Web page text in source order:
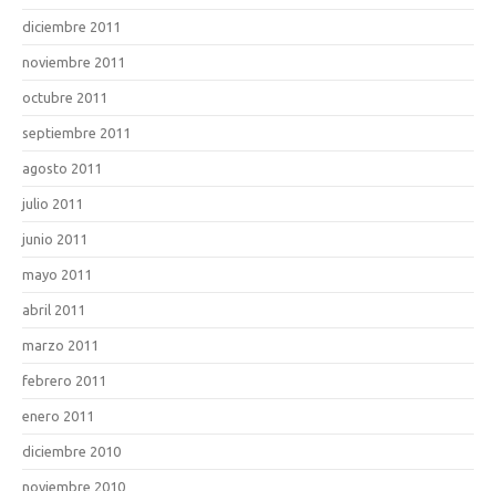
diciembre 2011
noviembre 2011
octubre 2011
septiembre 2011
agosto 2011
julio 2011
junio 2011
mayo 2011
abril 2011
marzo 2011
febrero 2011
enero 2011
diciembre 2010
noviembre 2010